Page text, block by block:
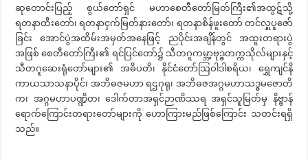
ဆုတောင်းပြည့် စွယ်တော်ရှင် မဟာစေတီတော်မြတ်ကြီး၏အထွဋ်သို့
ရတနာထီးတော်၊ ရတနာငှက်မြတ်နားတော်၊ ရတနာစိန်ဖူးတော် တင်လှူပူဇော်
ခြင်း အောင်ပွဲအထိမ်းအမှတ်အနေဖြင့် ညပိုင်းအချိန်တွင် အထူးတရားပွဲ
အဖြစ် စေတီတော်ကြီး၏ ရင်ပြင်တော်၌ သီတဂူကမ္ဘာ့ဗုဒ္ဓတက္ကသိုလ်များနှင့်
သီတဂူဆေးရုံတော်များ၏ အဓိပတိ၊ နိုင်ငံတော်သြဝါဒါစရိယ၊ ရွှေကျင်နိ
ကာယသာသနာပိုင်၊ အဘိဓဇမဟာ ရဌဂုရု၊ အဘိဓဇအဂ္ဂမဟာသဒ္ဓမဇောတိ
က၊ အဂ္ဂမဟာပဏ္ဍိတ၊ ဒေါက်တာအရှင်ဉာဏိဿရ အရှင်သူမြတ်မှ နိဗ္ဗာန်
ရောက်ကြောင်းတရားတော်များကို ဟောကြားမည်ဖြစ်ကြောင်း သတင်းရရှိ
သည်။